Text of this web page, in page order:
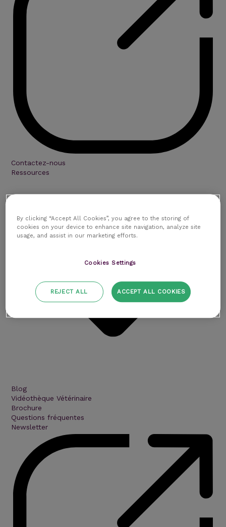
Contactez-nous
Ressources
Blog
Vidéothèque Vétérinaire
Brochure
Questions fréquentes
Newsletter
By clicking “Accept All Cookies”, you agree to the storing of
cookies on your device to enhance site navigation, analyze site
usage, and assist in our marketing efforts.
Cookies Settings
REJECT ALL ACCEPT ALL COOKIES